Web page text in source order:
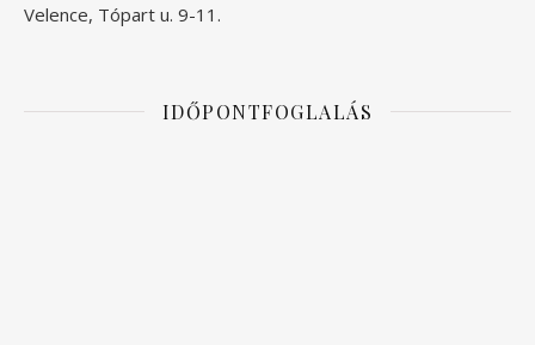
Velence, Tópart u. 9-11.
IDŐPONTFOGLALÁS